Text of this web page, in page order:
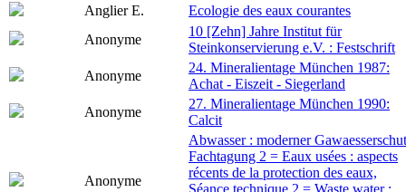
Anglier E.
Ecologie des eaux courantes
Anonyme
10 [Zehn] Jahre Institut für
Steinkonservierung e.V. : Festschrift
Anonyme
24. Mineralientage München 1987:
Achat - Eiszeit - Siegerland
Anonyme
27. Mineralientage München 1990:
Calcit
Anonyme
Abwasser : moderner
Fachtagung 2 = Eaux usées : aspects
récents de la protection des eaux,
Séance technique 2 = Waste water :